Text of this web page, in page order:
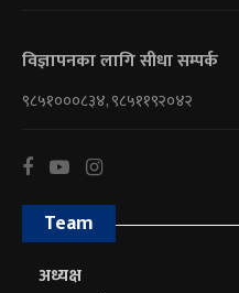
विज्ञापनका लागि सीधा सम्पर्क
९८५१०००८३४, ९८५११९२०४२
Team
अध्यक्ष